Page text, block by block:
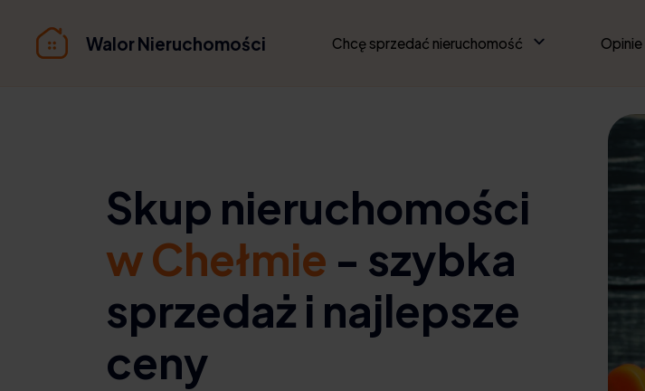
Walor Nieruchomości Chcę sprzedać nieruchomość
Skup nieruchomości
w Chełmie - szybka
sprzedaż i najlepsze
ceny